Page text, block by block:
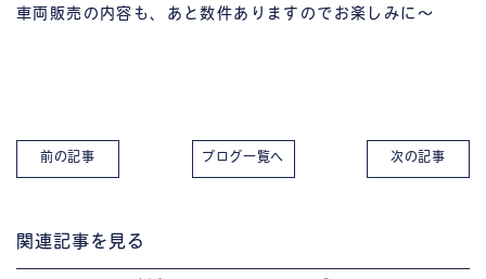
車両販売の内容も、あと数件ありますのでお楽しみに～
前の記事 ブログ一覧へ 次の記事
関連記事を見る